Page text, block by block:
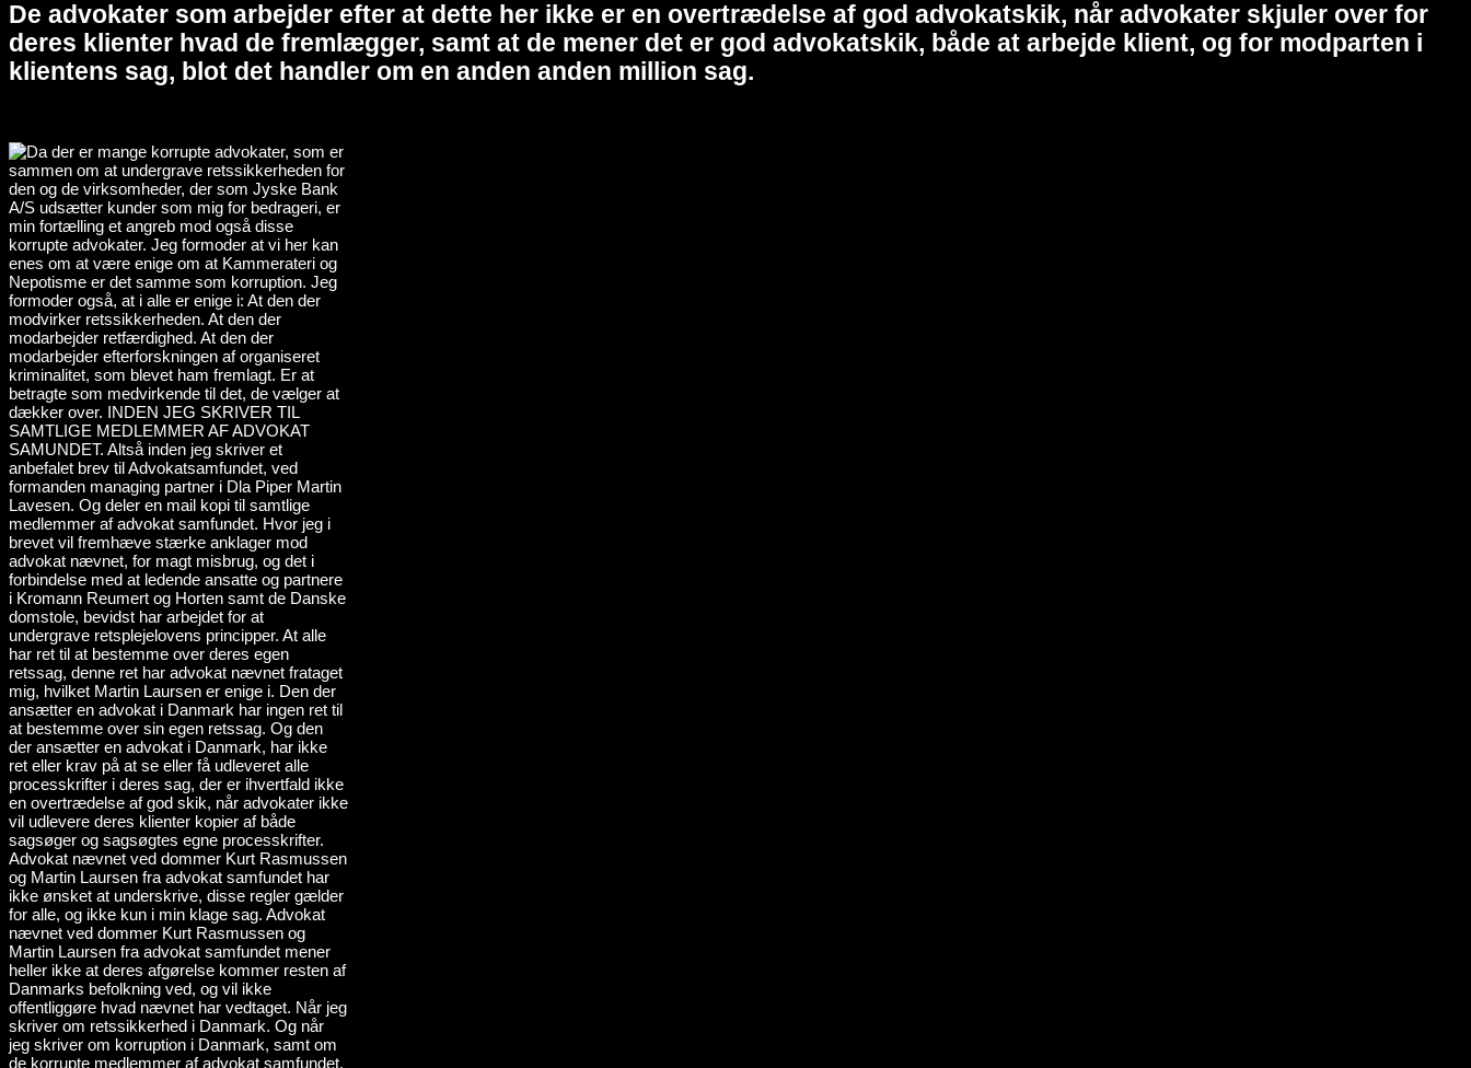
De advokater som arbejder efter at dette her ikke er en overtrædelse af god advokatskik, når advokater skjuler over for
deres klienter hvad de fremlægger, samt at de mener det er god advokatskik, både at arbejde klient, og for modparten i
klientens sag, blot det handler om en anden anden million sag.